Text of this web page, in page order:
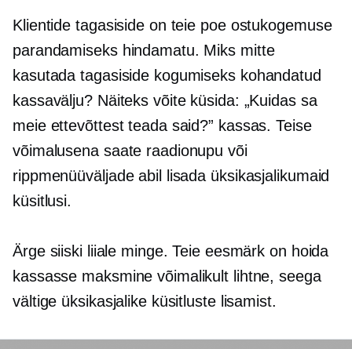
Klientide tagasiside on teie poe ostukogemuse
parandamiseks hindamatu. Miks mitte
kasutada tagasiside kogumiseks kohandatud
kassavälju? Näiteks võite küsida: „Kuidas sa
meie ettevõttest teada said?” kassas. Teise
võimalusena saate raadionupu või
rippmenüüväljade abil lisada üksikasjalikumaid
küsitlusi.
Ärge siiski liiale minge. Teie eesmärk on hoida
kassasse maksmine võimalikult lihtne, seega
vältige üksikasjalike küsitluste lisamist.